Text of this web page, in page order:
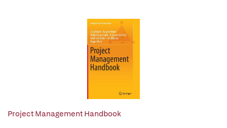
Project Management Handbook